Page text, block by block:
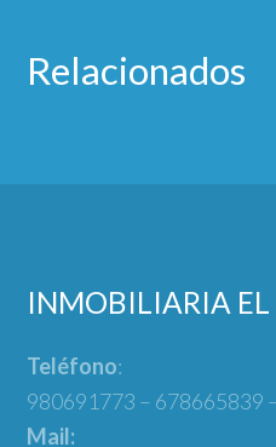
Relacionados
INMOBILIARIA EL
Teléfono:
980691773 – 678665839
Mail: